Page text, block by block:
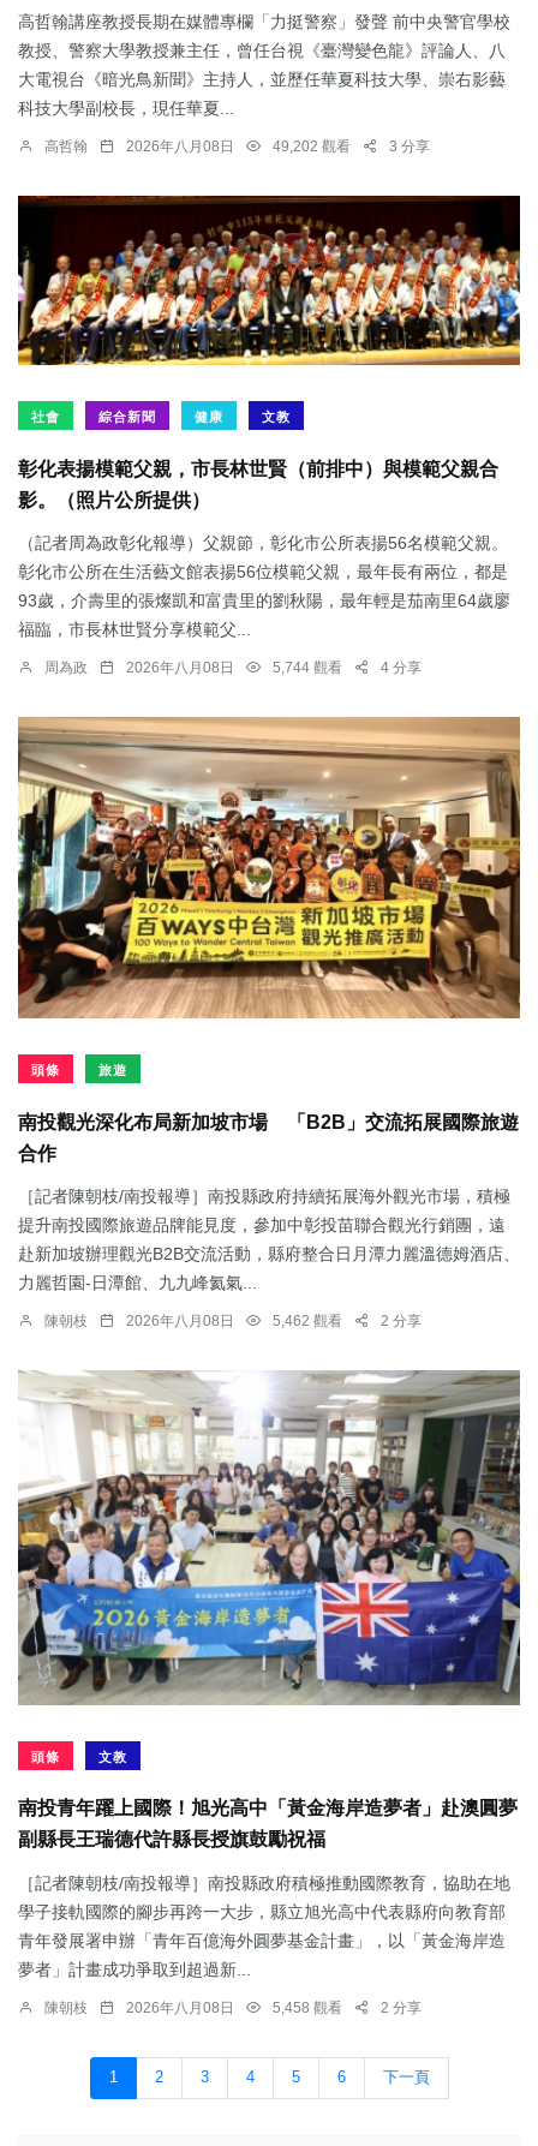
高哲翰講座教授長期在媒體專欄「力挺警察」發聲 前中央警官學校
教授、警察大學教授兼主任，曾任台視《臺灣變色龍》評論人、八
大電視台《暗光鳥新聞》主持人，並歷任華夏科技大學、崇右影藝
科技大學副校長，現任華夏...
高哲翰 2026年八月08日 49,202 觀看 3 分享
社會 綜合新聞 健康 文教
彰化表揚模範父親，市長林世賢（前排中）與模範父親合
影。（照片公所提供）
（記者周為政彰化報導）父親節，彰化市公所表揚56名模範父親。
彰化市公所在生活藝文館表揚56位模範父親，最年長有兩位，都是
93歲，介壽里的張燦凱和富貴里的劉秋陽，最年輕是茄南里64歲廖
福臨，市長林世賢分享模範父...
周為政 2026年八月08日 5,744 觀看 4 分享
頭條 旅遊
南投觀光深化布局新加坡市場 「B2B」交流拓展國際旅遊
合作
［記者陳朝枝/南投報導］南投縣政府持續拓展海外觀光市場，積極
提升南投國際旅遊品牌能見度，參加中彰投苗聯合觀光行銷團，遠
赴新加坡辦理觀光B2B交流活動，縣府整合日月潭力麗溫德姆酒店、
力麗哲園-日潭館、九九峰氦氣...
陳朝枝 2026年八月08日 5,462 觀看 2 分享
頭條 文教
南投青年躍上國際！旭光高中「黃金海岸造夢者」赴澳圓夢
副縣長王瑞德代許縣長授旗鼓勵祝福
［記者陳朝枝/南投報導］南投縣政府積極推動國際教育，協助在地
學子接軌國際的腳步再跨一大步，縣立旭光高中代表縣府向教育部
青年發展署申辦「青年百億海外圓夢基金計畫」，以「黃金海岸造
夢者」計畫成功爭取到超過新...
陳朝枝 2026年八月08日 5,458 觀看 2 分享
1 2 3 4 5 6 下一頁